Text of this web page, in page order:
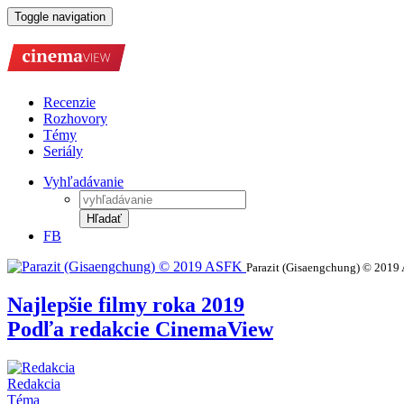
Toggle navigation
Recenzie
Rozhovory
Témy
Seriály
Vyhľadávanie
Hľadať
FB
Parazit (Gisaengchung) © 2019
Najlepšie filmy roka 2019
Podľa redakcie CinemaView
Redakcia
Téma